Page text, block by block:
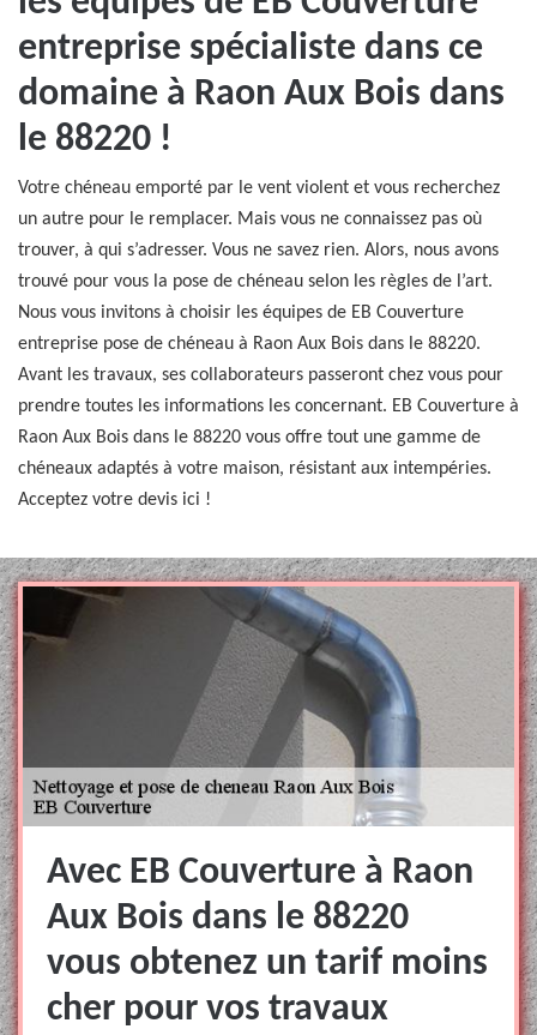
entreprise spécialiste dans ce
domaine à Raon Aux Bois dans
le 88220 !
Votre chéneau emporté par le vent violent et vous recherchez
un autre pour le remplacer. Mais vous ne connaissez pas où
trouver, à qui s’adresser. Vous ne savez rien. Alors, nous avons
trouvé pour vous la pose de chéneau selon les règles de l’art.
Nous vous invitons à choisir les équipes de EB Couverture
entreprise pose de chéneau à Raon Aux Bois dans le 88220.
Avant les travaux, ses collaborateurs passeront chez vous pour
prendre toutes les informations les concernant. EB Couverture à
Raon Aux Bois dans le 88220 vous offre tout une gamme de
chéneaux adaptés à votre maison, résistant aux intempéries.
Acceptez votre devis ici !
Avec EB Couverture à Raon
Aux Bois dans le 88220
vous obtenez un tarif moins
cher pour vos travaux